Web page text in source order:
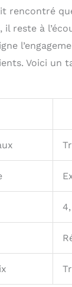
rencontré
reste à
Voici un